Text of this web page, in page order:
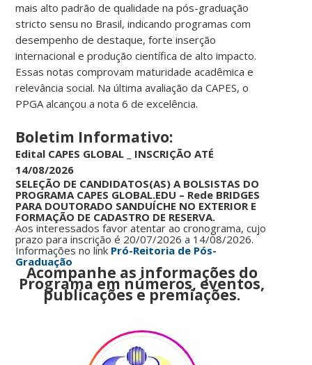
mais alto padrão de qualidade na pós-graduação
stricto sensu no Brasil, indicando programas com
desempenho de destaque, forte inserção
internacional e produção científica de alto impacto.
Essas notas comprovam maturidade acadêmica e
relevância social. Na última avaliação da CAPES, o
PPGA alcançou a nota 6 de excelência.
Boletim Informativo:
Edital CAPES GLOBAL
INSCRIÇÃO ATÉ
14/08/2026
SELEÇÃO DE CANDIDATOS(AS) A BOLSISTAS DO
PROGRAMA CAPES GLOBAL.EDU – Rede BRIDGES
PARA DOUTORADO SANDUÍCHE NO EXTERIOR E
FORMAÇÃO DE CADASTRO DE RESERVA.
Aos interessados favor atentar ao cronograma, cujo
prazo para inscrição é 20/07/2026 a 14/08/2026.
Informações no link Pró-Reitoria de Pós-
Graduação
Acompanhe as informações do
Programa emnúmeros,eventos,
publicações e premiações.